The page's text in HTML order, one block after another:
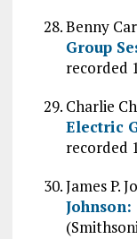
Benny
Group
recorded
Charlie
Electric
recorded
James P.